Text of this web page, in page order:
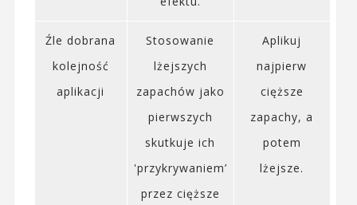
Źle dobrana
kolejność
aplikacji
Stosowanie
lżejszych
zapachów jako
pierwszych
skutkuje ich
'przykrywaniem’
przez cięższe
Aplikuj
najpierw
cięższe
zapachy, a
potem
lżejsze.